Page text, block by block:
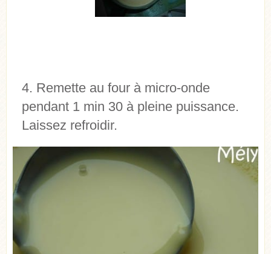
Remette au four à micro-onde
pendant 1 min 30 à pleine puissance.
Laissez refroidir.